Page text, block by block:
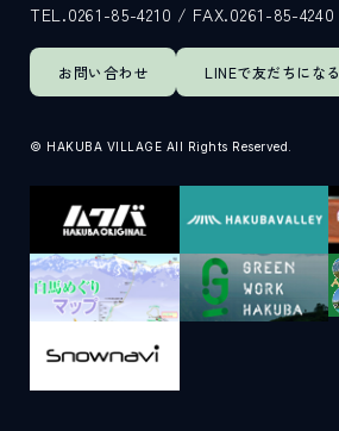
お問い合わせ LINEで友だちになる
TEL.0261-85-4210 / FAX.0261-85-4240
© HAKUBA VILLAGE All Rights Reserved.